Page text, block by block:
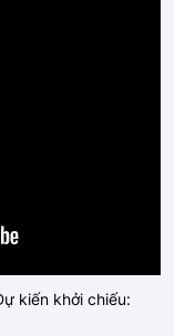
kiến khởi chiếu: